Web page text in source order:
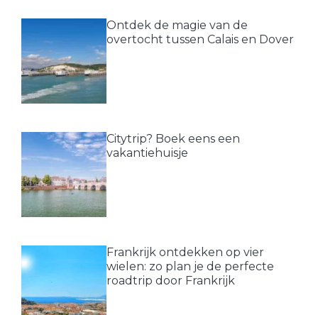
Ontdek de magie van de
overtocht tussen Calais en Dover
Citytrip? Boek eens een
vakantiehuisje
Frankrijk ontdekken op vier
wielen: zo plan je de perfecte
roadtrip door Frankrijk